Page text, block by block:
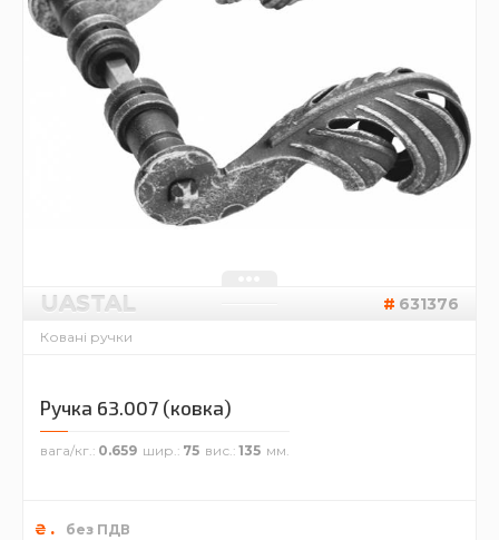
UASTAL 631376
Ковані ручки
Ручка 63.007 (ковка)
вага/кг. 0.659 шир. 75 вис. 135
₴ . без ПДВ